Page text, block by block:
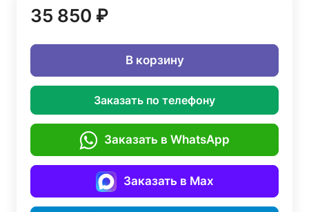
35 850 ₽
В корзину
Заказать по телефону
Заказать в WhatsApp
Заказать в Max